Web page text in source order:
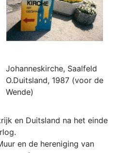
Johanneskirche, Saalfeld
O.Duitsland, 1987 (voor de
Wende)
en Duitsland na het einde
en de hereniging van